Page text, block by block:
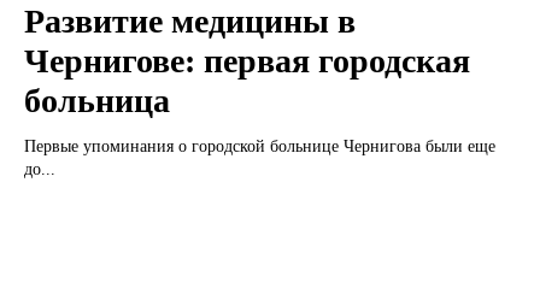
Развитие медицины в
Чернигове: первая городская
больница
Первые упоминания о городской больнице Чернигова были еще
до...